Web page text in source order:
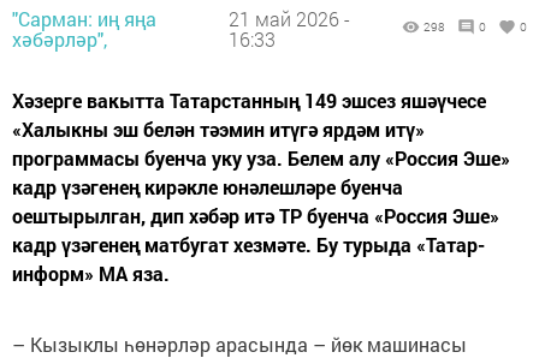
"Сарман: иң яңа
хәбәрләр",
21 май 2026 -
16:33
298 0 0
Хәзерге вакытта Татарстанның 149 эшсез яшәүчесе
«Халыкны эш белән тәэмин итүгә ярдәм итү»
программасы буенча уку уза. Белем алу «Россия Эше»
кадр үзәгенең кирәкле юнәлешләре буенча
оештырылган, дип хәбәр итә ТР буенча «Россия Эше»
кадр үзәгенең матбугат хезмәте. Бу турыда «Татар-
информ» МА яза.
– Кызыклы һөнәрләр арасында – йөк машинасы